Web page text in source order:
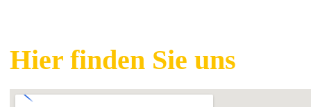
Hier finden Sie uns